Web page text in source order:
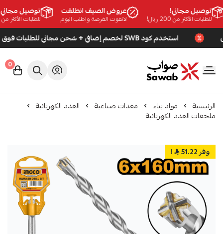
توصيل مجاني!
للطلبات الأكثر من 200 ريال!
عروض الصيف انطلقت
لاتفوت الفرصة واطلب اليوم
توصيل مجاني!
للطلبات الأكثر من 200 ريال!
استخدم كود SWB لخصم إضافي + شحن مجاني للطلبات فوق 200 ريال
صواب
0
الرئيسية مواد بناء معدات صناعية العدد الكهربائية
ملحقات العدد الكهربائية
وفر 51.22 !